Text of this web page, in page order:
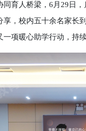
育人桥梁，6月29日
享，校内五十余名家
项暖心助学行动，持